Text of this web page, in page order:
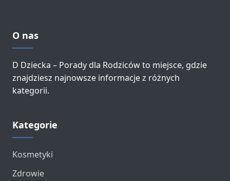
O nas
D Dziecka – Porady dla Rodziców to miejsce, gdzie
znajdziesz najnowsze informacje z różnych
kategorii.
Kategorie
Kosmetyki
Zdrowie